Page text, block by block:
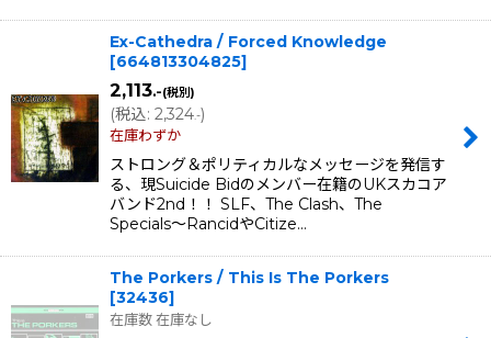
Ex-Cathedra / Forced Knowledge
[664813304825]
2,113.-(税別)
(税込: 2,324.-)
在庫わずか
ストロング＆ポリティカルなメッセージを発信す
る、現Suicide Bidのメンバー在籍のUKスカコア
バンド2nd！！ SLF、The Clash、The
Specials〜RancidやCitize…
The Porkers / This Is The Porkers
[32436]
在庫数 在庫なし